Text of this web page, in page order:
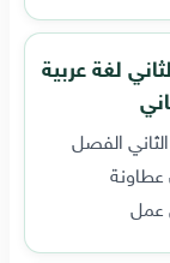
لغة عربية
الفصل
عمل